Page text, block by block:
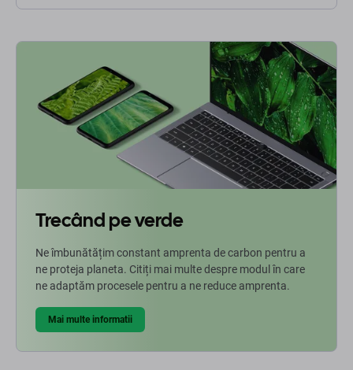
Trecând pe verde
Ne îmbunătățim constant amprenta de carbon pentru a
ne proteja planeta. Citiți mai multe despre modul în care
ne adaptăm procesele pentru a ne reduce amprenta.
Mai multe informatii